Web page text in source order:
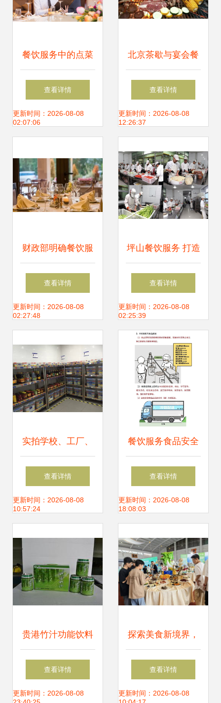
餐饮服务中的点菜
艺术 捕捉酒店餐厅
服务员的专业瞬间
查看详情
更新时间：2026-08-08
02:07:06
北京茶歇与宴会餐
饮服务专家 永久宴
会，全城贴心服务
查看详情
更新时间：2026-08-08
12:26:37
财政部明确餐饮服
务外卖适用6%增值
税率 政策解读与行
查看详情
更新时间：2026-08-08
02:27:48
坪山餐饮服务 打造
品优价美、卫生安
全的员工食堂新标
杆
查看详情
更新时间：2026-08-08
02:25:39
实拍学校、工厂、
机关食堂4D厨房
透明白餐厅的服务
查看详情
更新时间：2026-08-08
10:57:24
餐饮服务食品安全
操作规范来了 守
护“舌尖上的安全”
查看详情
更新时间：2026-08-08
18:08:03
贵港竹汁功能饮料
加盟与绿色食品生
产的行业前景
查看详情
更新时间：2026-08-08
探索美食新境界，
烹饪学院学生深入
餐饮博览会实践学
查看详情
更新时间：2026-08-08